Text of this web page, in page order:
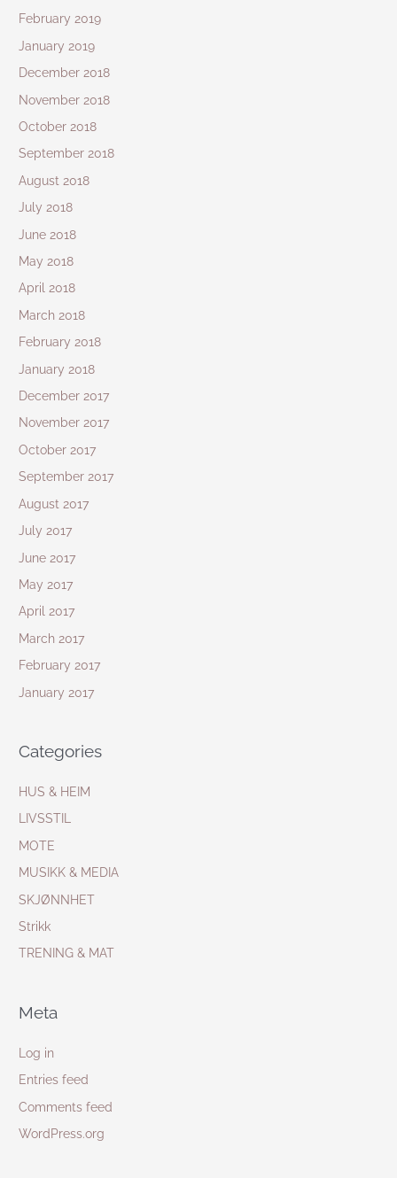
February 2019
January 2019
December 2018
November 2018
October 2018
September 2018
August 2018
July 2018
June 2018
May 2018
April 2018
March 2018
February 2018
January 2018
December 2017
November 2017
October 2017
September 2017
August 2017
July 2017
June 2017
May 2017
April 2017
March 2017
February 2017
January 2017
Categories
HUS & HEIM
LIVSSTIL
MOTE
MUSIKK & MEDIA
SKJØNNHET
Strikk
TRENING & MAT
Meta
Log in
Entries feed
Comments feed
WordPress.org